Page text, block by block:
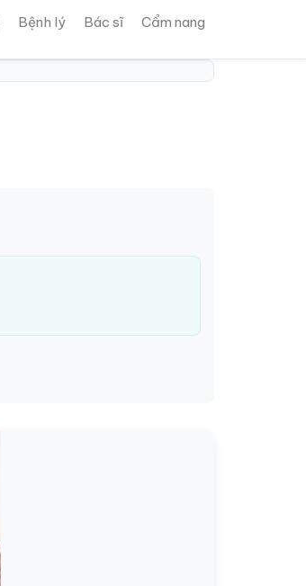
Bệnh lý Bác sĩ Cẩm nang